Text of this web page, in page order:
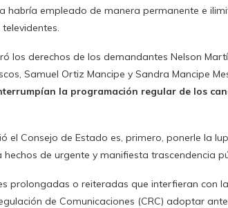
habría empleado de manera permanente e
los derechos de los demandantes Nelson
Samuel Ortiz Mancipe y Sandra Mancipe
la programación regular de los
el Consejo de Estado es, primero, ponerle la
de urgente y manifiesta trascendencia
prolongadas o reiteradas que interfieran con
de Comunicaciones (CRC) adoptar